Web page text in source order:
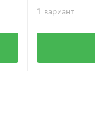
1 вариант